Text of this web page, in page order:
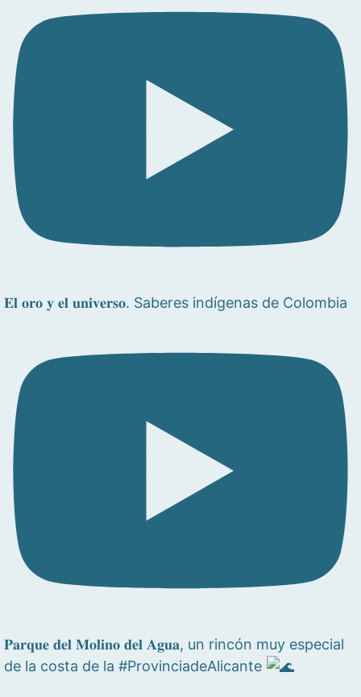
𝐄𝐥 𝐨𝐫𝐨 𝐲 𝐞𝐥 𝐮𝐧𝐢𝐯𝐞𝐫𝐬𝐨. Saberes indígenas de Colombia
𝐏𝐚𝐫𝐪𝐮𝐞 𝐝𝐞𝐥 𝐌𝐨𝐥𝐢𝐧𝐨 𝐝𝐞𝐥 𝐀𝐠𝐮𝐚, un rincón muy especial
de la costa de la #ProvinciadeAlicante